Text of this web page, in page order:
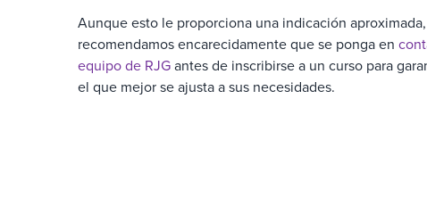
Aunque esto le proporciona una indicación aproximada,
recomendamos encarecidamente que se ponga en
equipo de RJGantes de inscribirse a un curso para
el que mejor se ajusta a sus necesidades.